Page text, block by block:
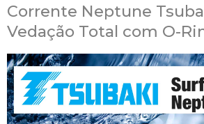
Corrente Neptune
Vedação Total com O-